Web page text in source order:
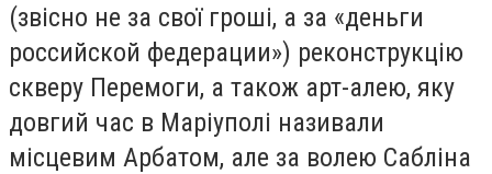
(звісно не за свої гроші, а за «деньги
российской федерации») реконструкцію
скверу Перемоги, а також арт-алею, яку
довгий час в Маріуполі називали
місцевим Арбатом, але за волею Сабліна